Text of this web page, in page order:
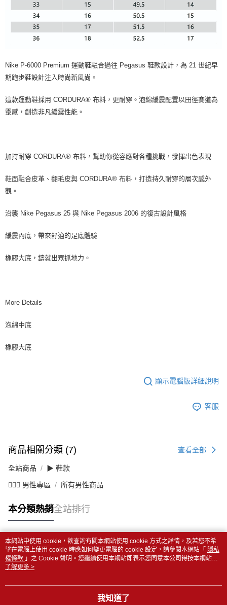
Nike P-6000 Premium 運動鞋融合過往 Pegasus 鞋款設計，為 21 世紀早
期跑步鞋設計注入時尚新風尚。
這款運動鞋採用 CORDURA® 布料，更耐穿。泡綿緩震配置以田徑賽道為
靈感，創造非凡緩震性能。
加持耐穿 CORDURA® 布料，幫助你從容應對各種挑戰，發揮出色表現
鞋面融合皮革、翻毛皮與 CORDURA® 布料，打造持久耐穿的層次感外
觀。
沿襲 Nike Pegasus 25 與 Nike Pegasus 2006 的復古設計風格
緩震內底，帶來舒適的足底體驗
橡膠大底，鑄就出眾抓地力。
More Details
泡綿中底
橡膠大底
顯示電腦版詳細說明
客服
商品相關分類 (7) 查看全部
全站商品 ▶ 鞋款
💁🏻‍♂️ 男性專區 所有男性商品
本分類熱銷全站排行
熱門標籤
本網站中使用 cookie，欲查詢有關本網站使用 cookie 方式之詳情，及若您不希
望在電腦上使用 cookie 時應如何變更電腦的 cookie 設定，請參閱本網站「 隱私
權條款 」之 Cookie 聲明。您繼續使用本網站即表示您同意本公司得按本網站使
用條款之 Cookie 聲明使用 cookie。
了解更多 >
我知道了